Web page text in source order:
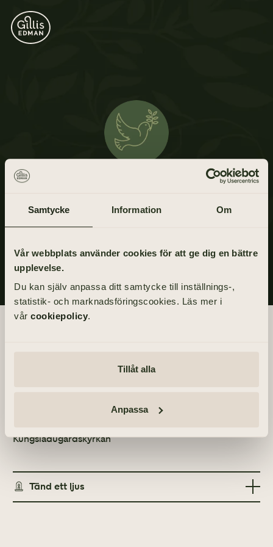
Samtycke Information Om
Vår webbplats använder cookies för att ge dig en bättre
upplevelse.
Du kan själv anpassa ditt samtycke till inställnings-,
statistik- och marknadsföringscookies. Läs mer i
vår cookiepolicy.
Tillåt alla
Anpassa
Birgit Lidström
10 februari 1913 - 22 november 2009
Tisdag 8 december 2009
Kungsladugårdskyrkan
Tänd ett ljus